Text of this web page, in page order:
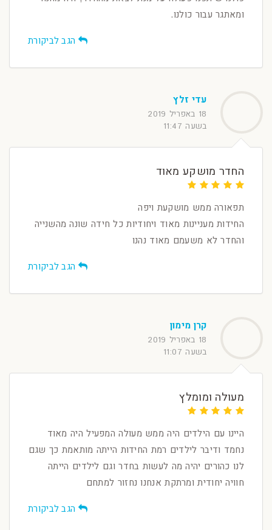
ומאתגר עבור כולנו.
הגב לביקורת
עדי זלץ
18 באפריל 2019
בשעה 11:47
החדר מושקע מאוד
תפאורה ממש מושקעת ויפה
החידות מעניינות מאוד ויחודיות כל חידה שונה מהשנייה
והחדר לא משעמם מאוד נהנו
הגב לביקורת
קרן מימון
18 באפריל 2019
בשעה 11:07
מעולה ומומלץ
היינו עם הילדים היה ממש מעולה המפעיל היה מאוד
נחמד ודיבר לילדים רמת החידות הייתה מותאמת כך שגם
לנו כהורים יהיה מה לעשות בחדר וגם לילדים הייתה
חוויה יחודית ומרתקת אנחנו נחזור למתחם
הגב לביקורת